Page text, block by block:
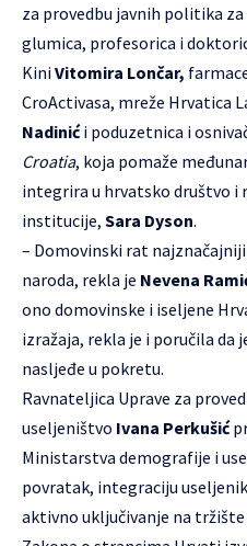
za provedbu javnih politika
glumica, profesorica i
KiniVitomira Lončar,
CroActivasa, mreže Hrvatica
Nadinići poduzetnica i
Croatia, koja pomaže
integrira u hrvatsko društvo i
institucije, Sara Dyson.
– Domovinski rat
naroda, rekla je Nevena
ono domovinske i iseljene
izražaja, rekla je i poručila da
nasljeđe u pokretu.
Ravnateljica Uprave za
useljeništvo Ivana Perkušić
Ministarstva demografije i
povratak, integraciju
aktivno uključivanje na